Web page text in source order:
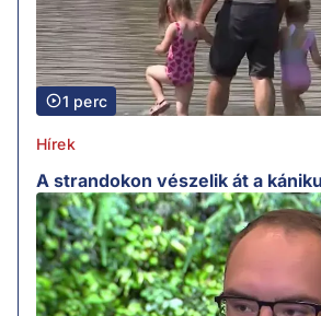
1 perc
Hírek
A strandokon vészelik át a